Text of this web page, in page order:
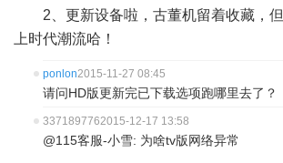
2、更新设备啦，古董机留着收藏，
上时代潮流哈！
ponlon2015-11-27 08:45
请问HD版更新完已下载选项跑哪里去了？
3371897762015-12-17 13:58
@115客服-小雪: 为啥tv版网络异常